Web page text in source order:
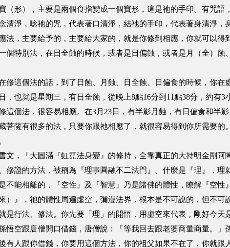
（形），主要是兩個食指變成一個寶形，這是祂的手印。有咒
清淨，唸祂的咒，代表著口清淨，結祂的手印，代表著身清淨，
，主要給予的，主要給大家的，就是你修到相應，你就可以得
特別法，在日全蝕的時候，或者是日偏蝕，或者是月（全）蝕
這個法的話，到了日蝕、月蝕、日全蝕、日偏食的時候，你在
，也就是星期三，有日全蝕，從晚上8點16分到11點38分，約有
這個法，很容易相應。在3月23日，有半影月蝕，有日偏食和半
菩薩有很多的法，只要你跟祂相應了，就很容易得到你所需要
，「大圓滿『虹霓法身變』的修持，全靠真正的大持明金剛阿
修證的方法，被稱為『理事圓融不二法門』。什麼是『理』，
不能相離的，『空性』及『智慧』乃是諸佛的體性，瞭解『空
）』，祂的體性周遍虛空，彌漫法界．根本是不可說的，但不
是行法、修法。你先要「理」的開悟，用虛空來代表，剛好今天
空跟唐僧開口借錢，唐僧說：「等我回去跟老婆商量商量。」
有人跟你借錢，你要用這個方法，你的祖父如果不在了，你就